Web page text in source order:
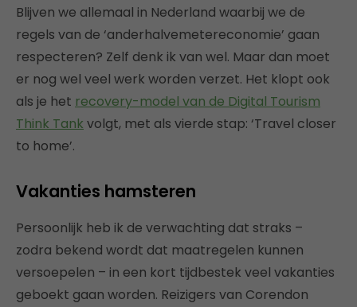
Blijven we allemaal in Nederland waarbij we de
regels van de ‘anderhalvemetereconomie’ gaan
respecteren? Zelf denk ik van wel. Maar dan moet
er nog wel veel werk worden verzet. Het klopt ook
als je het recovery-model van de Digital Tourism
Think Tank volgt, met als vierde stap: ‘Travel closer
to home’.
Vakanties hamsteren
Persoonlijk heb ik de verwachting dat straks –
zodra bekend wordt dat maatregelen kunnen
versoepelen – in een kort tijdbestek veel vakanties
geboekt gaan worden. Reizigers van Corendon